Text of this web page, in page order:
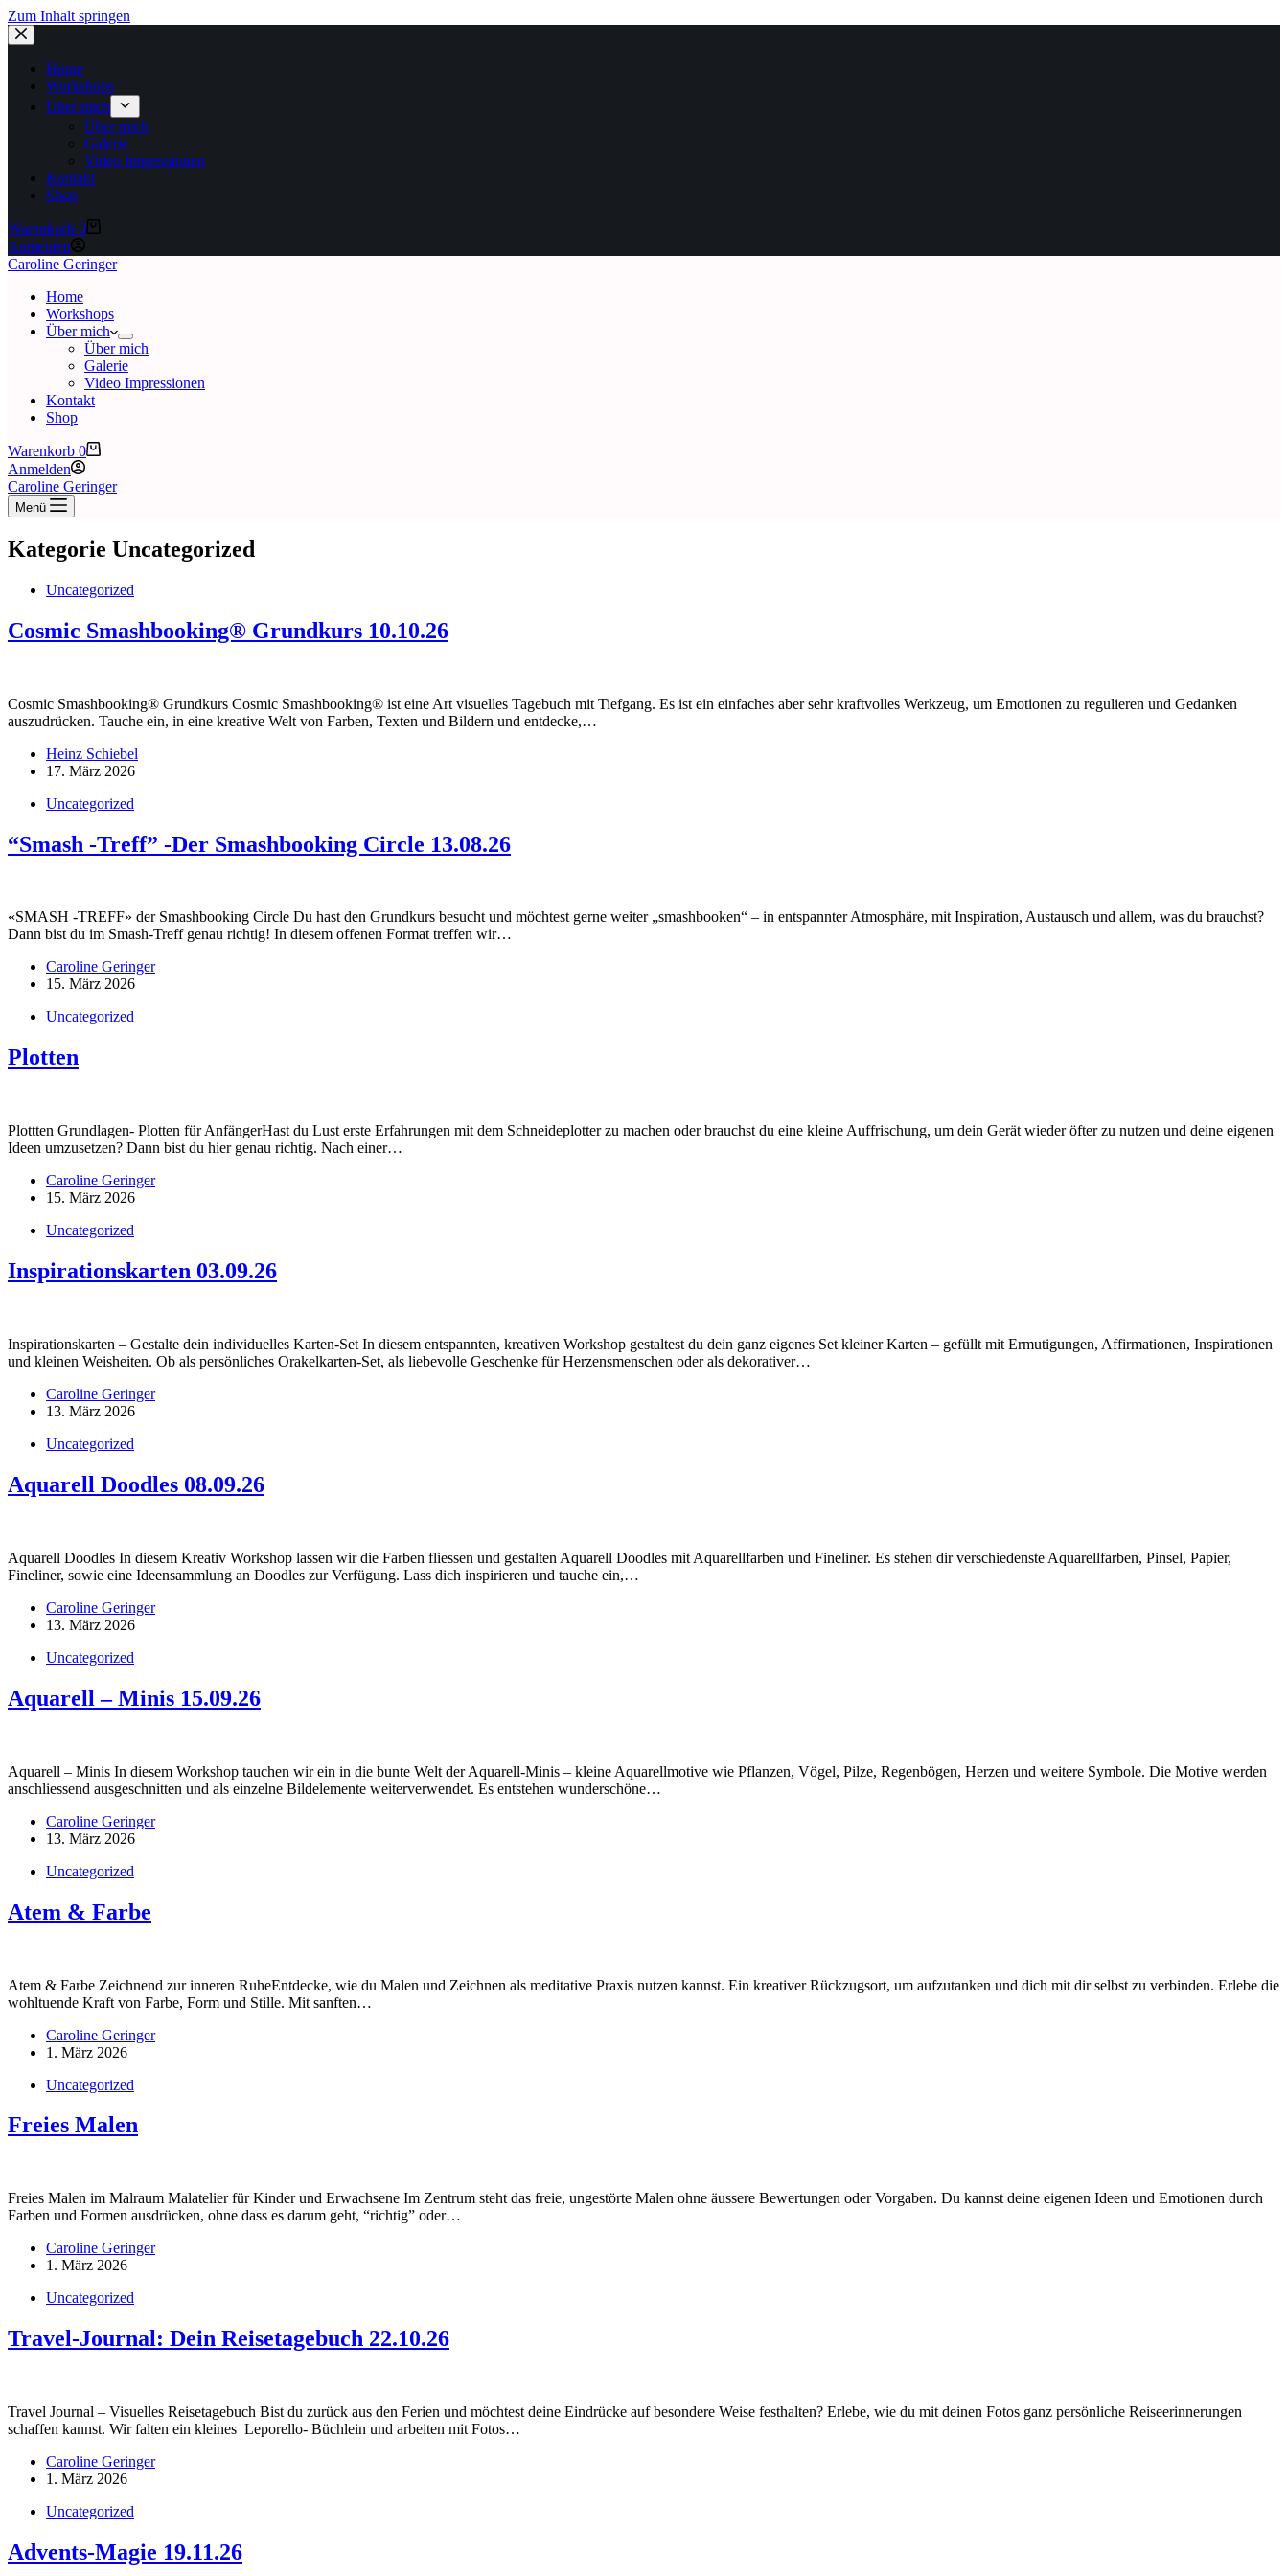
Zum Inhalt springen
Home
Workshops
Über mich
Über mich
Galerie
Video Impressionen
Kontakt
Shop
Warenkorb 0
Anmelden
Caroline Geringer
Home
Workshops
Über mich
Über mich
Galerie
Video Impressionen
Kontakt
Shop
Warenkorb 0
Anmelden
Caroline Geringer
Menü
Kategorie Uncategorized
Uncategorized
Cosmic Smashbooking® Grundkurs 10.10.26
Cosmic Smashbooking® Grundkurs Cosmic Smashbooking® ist eine Art visuelles Tagebuch mit Tiefgang. Es ist ein einfaches aber sehr kraftvolles Werkzeug, um Emotionen zu regulieren und Gedanken
auszudrücken. Tauche ein, in eine kreative Welt von Farben, Texten und Bildern und entdecke,…
Heinz Schiebel
17. März 2026
Uncategorized
“Smash -Treff” -Der Smashbooking Circle 13.08.26
«SMASH -TREFF» der Smashbooking Circle Du hast den Grundkurs besucht und möchtest gerne weiter „smashbooken“ – in entspannter Atmosphäre, mit Inspiration, Austausch und allem, was du brauchst?
Dann bist du im Smash-Treff genau richtig! In diesem offenen Format treffen wir…
Caroline Geringer
15. März 2026
Uncategorized
Plotten
Plottten Grundlagen- Plotten für AnfängerHast du Lust erste Erfahrungen mit dem Schneideplotter zu machen oder brauchst du eine kleine Auffrischung, um dein Gerät wieder öfter zu nutzen und deine eigenen
Ideen umzusetzen? Dann bist du hier genau richtig. Nach einer…
Caroline Geringer
15. März 2026
Uncategorized
Inspirationskarten 03.09.26
Inspirationskarten – Gestalte dein individuelles Karten-Set In diesem entspannten, kreativen Workshop gestaltest du dein ganz eigenes Set kleiner Karten – gefüllt mit Ermutigungen, Affirmationen, Inspirationen
und kleinen Weisheiten. Ob als persönliches Orakelkarten-Set, als liebevolle Geschenke für Herzensmenschen oder als dekorativer…
Caroline Geringer
13. März 2026
Uncategorized
Aquarell Doodles 08.09.26
Aquarell Doodles In diesem Kreativ Workshop lassen wir die Farben fliessen und gestalten Aquarell Doodles mit Aquarellfarben und Fineliner. Es stehen dir verschiedenste Aquarellfarben, Pinsel, Papier,
Fineliner, sowie eine Ideensammlung an Doodles zur Verfügung. Lass dich inspirieren und tauche ein,…
Caroline Geringer
13. März 2026
Uncategorized
Aquarell – Minis 15.09.26
Aquarell – Minis In diesem Workshop tauchen wir ein in die bunte Welt der Aquarell-Minis – kleine Aquarellmotive wie Pflanzen, Vögel, Pilze, Regenbögen, Herzen und weitere Symbole. Die Motive werden
anschliessend ausgeschnitten und als einzelne Bildelemente weiterverwendet. Es entstehen wunderschöne…
Caroline Geringer
13. März 2026
Uncategorized
Atem & Farbe
Atem & Farbe Zeichnend zur inneren RuheEntdecke, wie du Malen und Zeichnen als meditative Praxis nutzen kannst. Ein kreativer Rückzugsort, um aufzutanken und dich mit dir selbst zu verbinden. Erlebe die
wohltuende Kraft von Farbe, Form und Stille. Mit sanften…
Caroline Geringer
1. März 2026
Uncategorized
Freies Malen
Freies Malen im Malraum Malatelier für Kinder und Erwachsene Im Zentrum steht das freie, ungestörte Malen ohne äussere Bewertungen oder Vorgaben. Du kannst deine eigenen Ideen und Emotionen durch
Farben und Formen ausdrücken, ohne dass es darum geht, “richtig” oder…
Caroline Geringer
1. März 2026
Uncategorized
Travel-Journal: Dein Reisetagebuch 22.10.26
Travel Journal – Visuelles Reisetagebuch Bist du zurück aus den Ferien und möchtest deine Eindrücke auf besondere Weise festhalten? Erlebe, wie du mit deinen Fotos ganz persönliche Reiseerinnerungen
schaffen kannst. Wir falten ein kleines Leporello- Büchlein und arbeiten mit Fotos…
Caroline Geringer
1. März 2026
Uncategorized
Advents-Magie 19.11.26